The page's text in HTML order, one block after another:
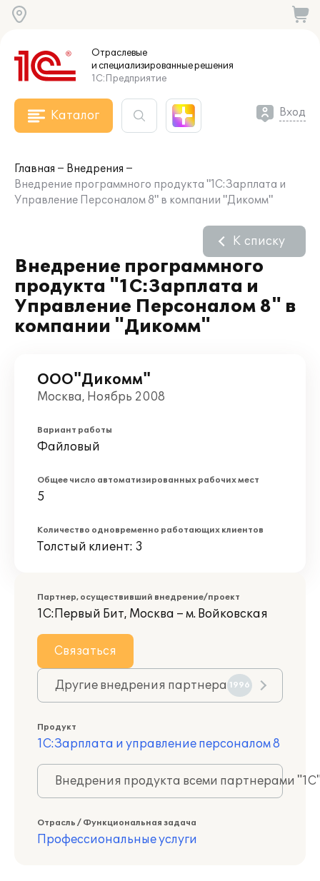
Отраслевые
и специализированныерешения
1С:Предприятие
Каталог Вход
Главная
Внедрения
Внедрение программного продукта "1С:Зарплата и
Управление Персоналом 8" в компании "Дикомм"
Внедрение программного
продукта "1С:Зарплата и
Управление Персоналом 8" в
компании "Дикомм"
К списку
ООО"Дикомм"
Москва, Ноябрь 2008
Вариант работы
Файловый
Общее число автоматизированных рабочих мест
5
Количество одновременно работающих клиентов
Толстый клиент: 3
Партнер, осуществивший внедрение/проект
1С:Первый Бит, Москва – м. Войковская
Связаться
Другие внедрения партнера 1996
Продукт
1С:Зарплата и управление персоналом 8
Внедрения продукта всеми партнерами
Отрасль / Функциональная задача
Профессиональные услуги